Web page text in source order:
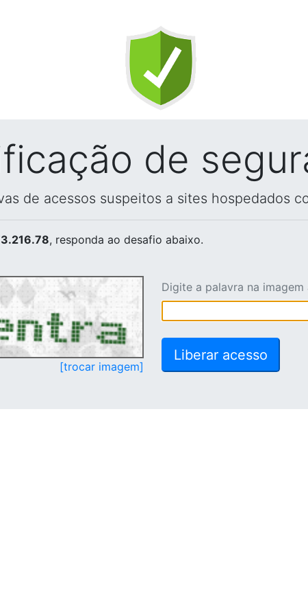
de
de acessos suspeitos a sites hospedados
, responda ao desafio abaixo.
[trocar imagem]
Digite a palavra na